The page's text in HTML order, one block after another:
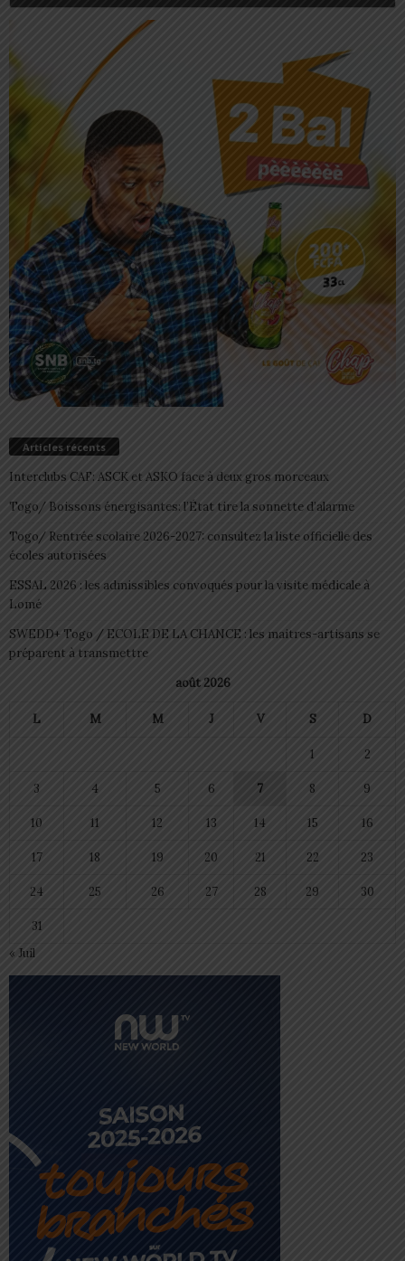
Articles récents
Interclubs CAF: ASCK et ASKO face à deux gros morceaux
Togo/ Boissons énergisantes: l’État tire la sonnette d’alarme
Togo/ Rentrée scolaire 2026-2027: consultez la liste officielle des
écoles autorisées
ESSAL 2026 : les admissibles convoqués pour la visite médicale à
Lomé
SWEDD+ Togo / ECOLE DE LA CHANCE : les maitres-artisans se
préparent à transmettre
août 2026
L M M J V S D
1 2
3 4 5 6 7 8 9
10 11 12 13 14 15 16
17 18 19 20 21 22 23
24 25 26 27 28 29 30
31
« Juil